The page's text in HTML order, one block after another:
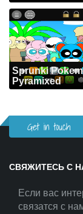
Sprunki
Pyramixed
Get in touch
СВЯЖИТЕСЬ С
Если вас
связатся с